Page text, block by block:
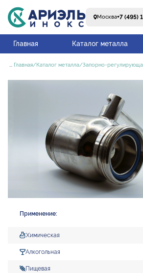
Москва+7 (495)
Главная Каталог металла
... Главная Каталог металла Запорно-
Применение:
Химическая
Алкогольная
Пищевая